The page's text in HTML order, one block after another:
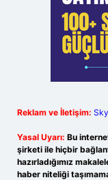
Reklam ve İletişim:
Yasal Uyarı: Bu
şirketi ile hiçbir
hazırladığımız
haber niteliği